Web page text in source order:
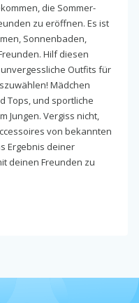
die Sommer-
zu eröffnen. Es ist
Sonnenbaden,
Hilf diesen
Outfits für
Mädchen
Tops, und sportliche
Jungen. Vergiss nicht,
von bekannten
Ergebnis deiner
deinen Freunden zu